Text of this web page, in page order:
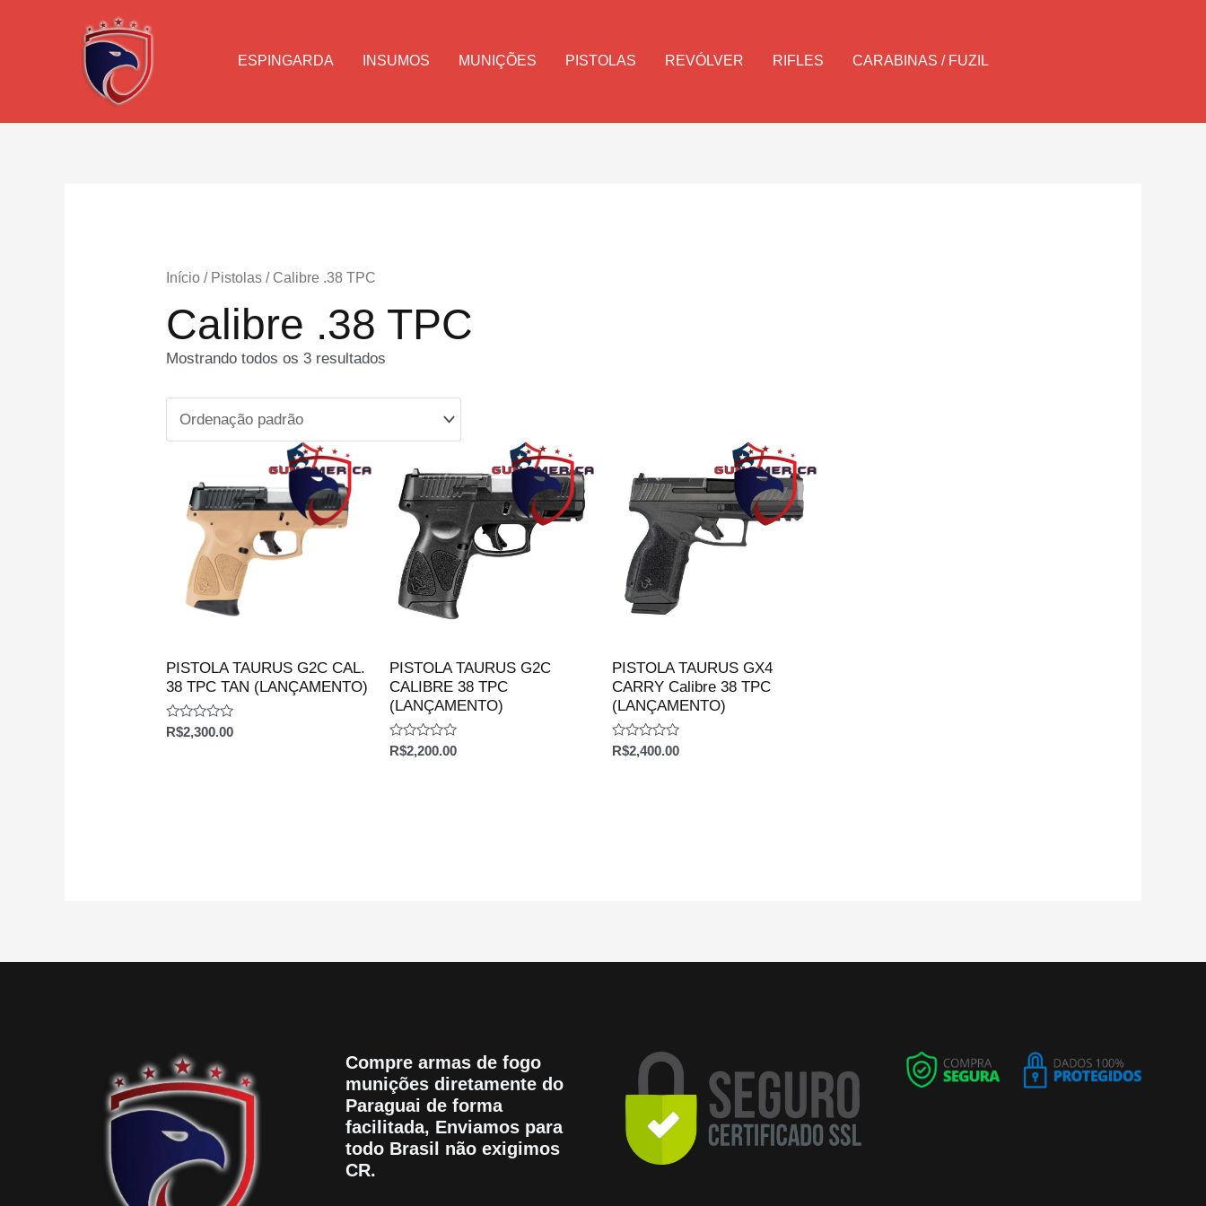
ESPINGARDA INSUMOS MUNIÇÕES PISTOLAS REVÓLVER RIFLES CARABINAS / FUZIL
Início / Pistolas / Calibre .38 TPC
Calibre .38 TPC
Mostrando todos os 3 resultados
PISTOLA TAURUS G2C CAL.
38 TPC TAN (LANÇAMENTO)
Avaliação
R$2,300.00
PISTOLA TAURUS G2C
CALIBRE 38 TPC
(LANÇAMENTO)
Avaliação
R$2,200.00
PISTOLA TAURUS GX4
CARRY Calibre 38 TPC
(LANÇAMENTO)
Avaliação
R$2,400.00
Compre armas de fogo
munições diretamente do
Paraguai de forma
facilitada, Enviamos para
todo Brasil não exigimos
CR.